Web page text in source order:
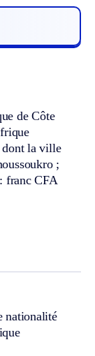
de Côte
dont la ville
;
franc CFA
nationalité